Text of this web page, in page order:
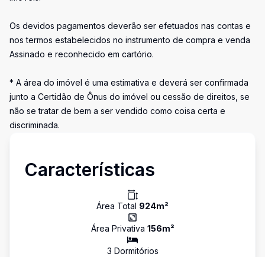
Os devidos pagamentos deverão ser efetuados nas contas e
nos termos estabelecidos no instrumento de compra e venda
Assinado e reconhecido em cartório.
* A área do imóvel é uma estimativa e deverá ser confirmada
junto a Certidão de Ônus do imóvel ou cessão de direitos, se
não se tratar de bem a ser vendido como coisa certa e
discriminada.
Características
Área Total 924m²
Área Privativa 156m²
3 Dormitórios